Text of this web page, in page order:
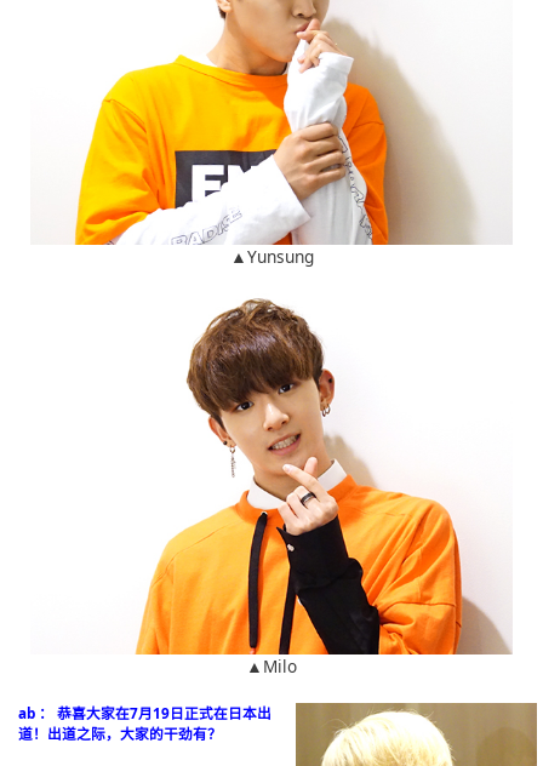
▲Yunsung
▲Milo
ab ： 恭喜大家在7月19日正式在日本出
道！出道之际，大家的干劲有？